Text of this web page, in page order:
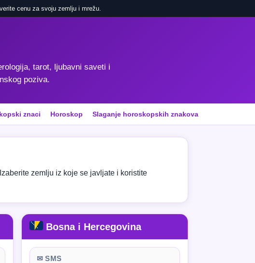
cenu za svoju zemlju i mrežu.
tarot, ljubavni saveti i
poziva.
znaci Horoskop Slaganje horoskopskih znakova
zemlju iz koje se javljate i koristite
Bosna i Hercegovina
✉ SMS